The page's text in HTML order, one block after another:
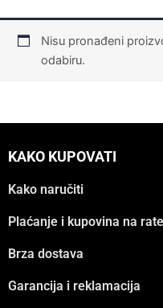
Nisu pronađeni
odabiru.
KAKO KUPOVATI
Kako naručiti
Plaćanje i kupovina na rate
Brza dostava
Garancija i reklamacija